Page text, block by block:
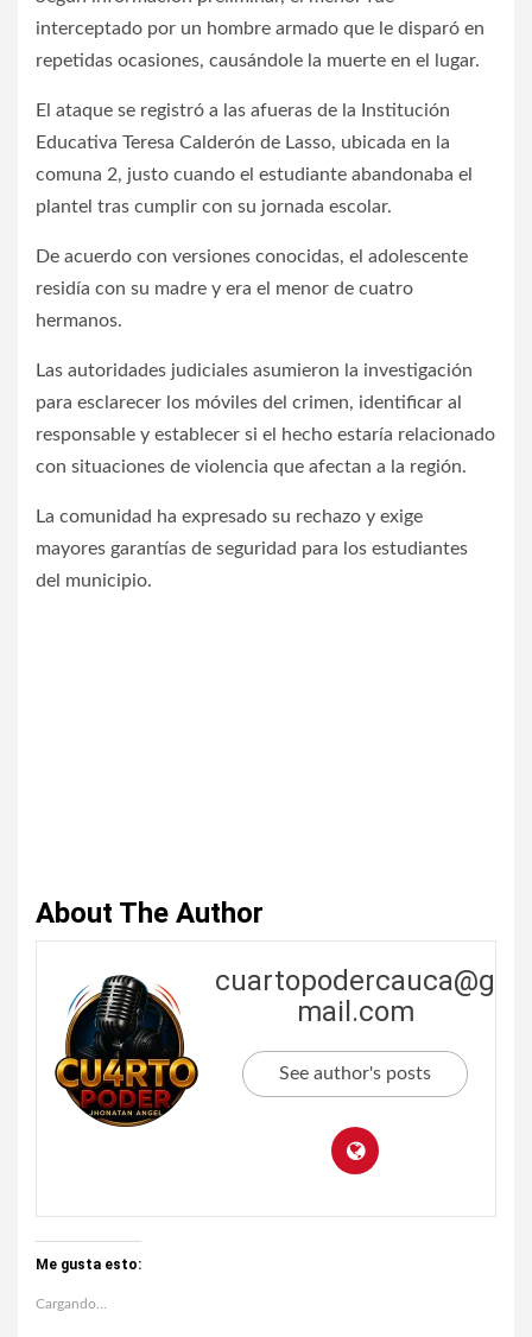
interceptado por un hombre armado que le disparó en
repetidas ocasiones, causándole la muerte en el lugar.
El ataque se registró a las afueras de la Institución
Educativa Teresa Calderón de Lasso, ubicada en la
comuna 2, justo cuando el estudiante abandonaba el
plantel tras cumplir con su jornada escolar.
De acuerdo con versiones conocidas, el adolescente
residía con su madre y era el menor de cuatro
hermanos.
Las autoridades judiciales asumieron la investigación
para esclarecer los móviles del crimen, identificar al
responsable y establecer si el hecho estaría relacionado
con situaciones de violencia que afectan a la región.
La comunidad ha expresado su rechazo y exige
mayores garantías de seguridad para los estudiantes
del municipio.
About The Author
cuartopodercauca@g
mail.com
See author's posts
Me gusta esto:
Cargando...